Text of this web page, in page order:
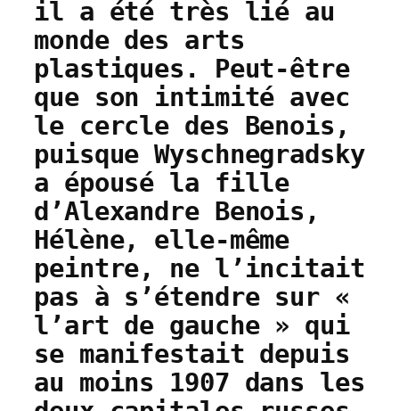
il a été très lié au
monde des arts
plastiques. Peut-être
que son intimité avec
le cercle des Benois,
puisque Wyschnegradsky
a épousé la fille
d’Alexandre Benois,
Hélène, elle-même
peintre, ne l’incitait
pas à s’étendre sur «
l’art de gauche » qui
se manifestait depuis
au moins 1907 dans les